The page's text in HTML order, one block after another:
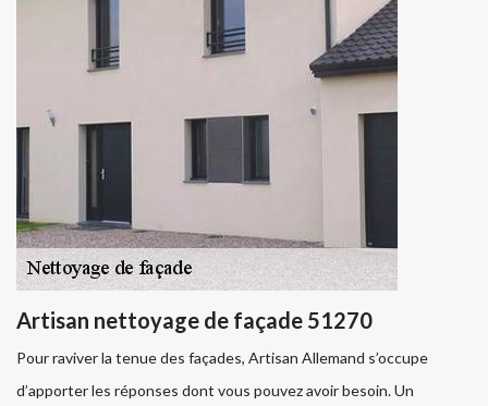
Artisan nettoyage de façade 51270
Pour raviver la tenue des façades, Artisan Allemand s’occupe
d’apporter les réponses dont vous pouvez avoir besoin. Un